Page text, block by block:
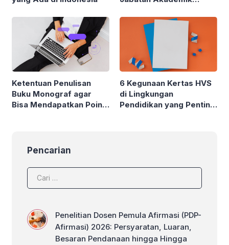
Ketentuan Penulisan
Buku Monograf agar
Bisa Mendapatkan Poin
6 Kegunaan Kertas HVS
di Lingkungan
Pendidikan yang Penting
Pencarian
Penelitian Dosen Pemula Afirmasi (PDP-
Afirmasi) 2026: Persyaratan, Luaran,
Besaran Pendanaan hingga Hingga